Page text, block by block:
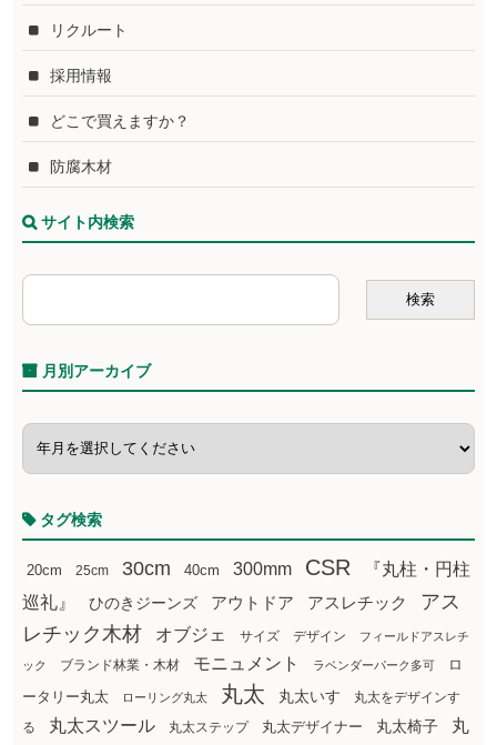
リクルート
採用情報
どこで買えますか？
防腐木材
サイト内検索
月別アーカイブ
タグ検索
20cm 25cm 30cm 40cm 300mm CSR
『丸柱・円柱
巡礼』
ひのきジーンズ アウトドア アスレチック
アス
レチック木材
オブジェ サイズ デザイン フィールドアスレチ
ック ブランド林業・木材 モニュメント ラベンダーパーク多可
ロ
ータリー丸太
ローリング丸太 丸太 丸太いす
丸太をデザインす
る
丸太スツール 丸太ステップ 丸太デザイナー 丸太椅子 丸